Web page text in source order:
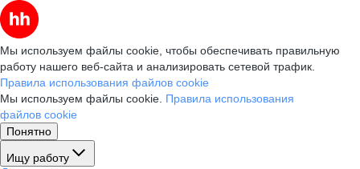
Мы используем файлы cookie, чтобы обеспечивать правильную
работу нашего веб-сайта и анализировать сетевой трафик.
Правила использования файлов cookie
Мы используем файлы cookie. Правила использования
файлов cookie
Понятно
Ищу работу